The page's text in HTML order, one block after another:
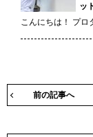
ッ
こんにちは！ プロ
前の記事へ